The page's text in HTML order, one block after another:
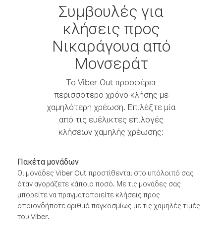
Συμβουλές για
κλήσεις προς
Νικαράγουα από
Μονσεράτ
Το Viber Out προσφέρει
περισσότερο χρόνο κλήσης με
χαμηλότερη χρέωση. Επιλέξτε μία
από τις ευέλικτες επιλογές
κλήσεων χαμηλής χρέωσης:
Πακέτα μονάδων
Οι μονάδες Viber Out προστίθενται στο υπόλοιπό σας
όταν αγοράζετε κάποιο ποσό. Με τις μονάδες σας
μπορείτε να πραγματοποιείτε κλήσεις προς
οποιονδήποτε αριθμό παγκοσμίως με τις χαμηλές τιμές
του Viber.